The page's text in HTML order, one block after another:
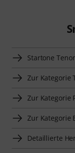
Startone
Zur Kategorie
Zur Kategorie
Zur Kategorie
Detaillierte